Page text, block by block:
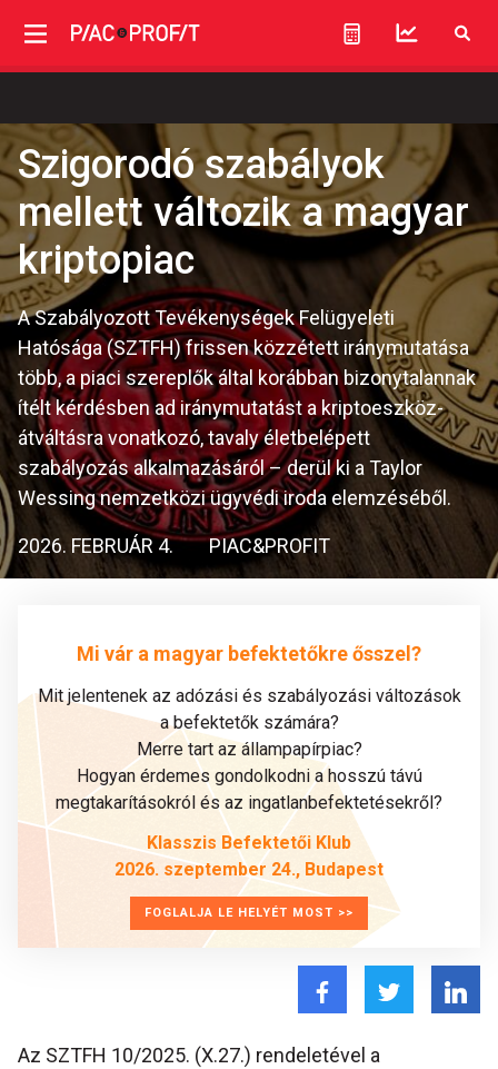
Szigorodó szabályok
mellett változik a magyar
kriptopiac
A Szabályozott Tevékenységek Felügyeleti
Hatósága (SZTFH) frissen közzétett iránymutatása
több, a piaci szereplők által korábban bizonytalannak
ítélt kérdésben ad iránymutatást a kriptoeszköz-
átváltásra vonatkozó, tavaly életbelépett
szabályozás alkalmazásáról – derül ki a Taylor
Wessing nemzetközi ügyvédi iroda elemzéséből.
2026. FEBRUÁR 4. PIAC&PROFIT
Mi vár a magyar befektetőkre ősszel?
Mit jelentenek az adózási és szabályozási változások
a befektetők számára?
Merre tart az állampapírpiac?
Hogyan érdemes gondolkodni a hosszú távú
megtakarításokról és az ingatlanbefektetésekről?
Klasszis Befektetői Klub
2026. szeptember 24., Budapest
FOGLALJA LE HELYÉT MOST >>
Az SZTFH 10/2025. (X.27.) rendeletével a